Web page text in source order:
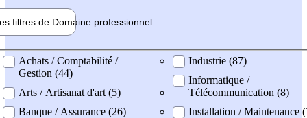
filtres de Domaine professionnel
professionel
Achats / Comptabilité /
Gestion (44)
Arts / Artisanat d'art (5)
Banque / Assurance (26)
Industrie (87)
Informatique /
Télécommunication (8)
Installation / Maintenance